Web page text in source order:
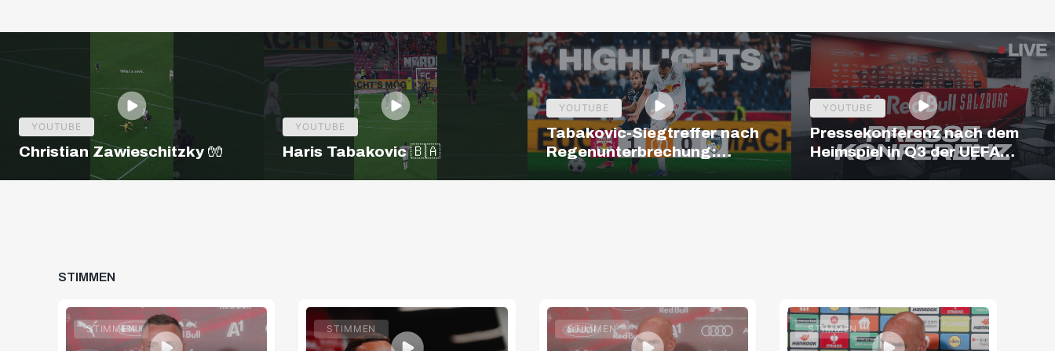
YOUTUBE
Christian Zawieschitzky 🧤
YOUTUBE
Haris Tabakovic 🇧🇦
YOUTUBE
Tabakovic-Siegtreffer nach
Regenunterbrechung:
Salzburg – Pafos | Highlights
YOUTUBE
Pressekonferenz nach dem
Heimspiel in Q3 der UEFA
STIMMEN
STIMMEN STIMMEN STIMMEN STIMMEN